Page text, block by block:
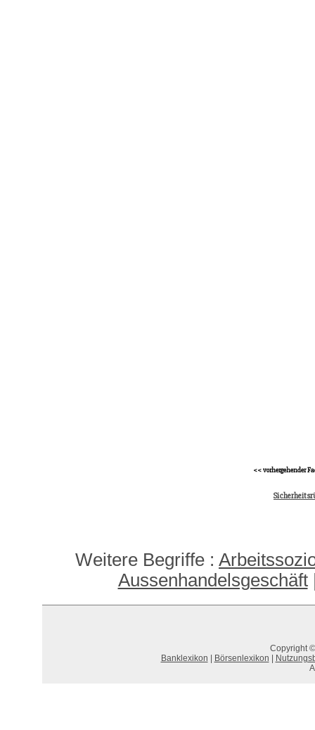
<< vorhergehender
Weitere Begriffe :
Aussenhandelsgeschäft
Copyright
Banklexikon
Börsenlexikon